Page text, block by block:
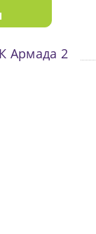
Армада 2